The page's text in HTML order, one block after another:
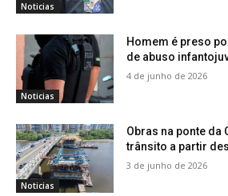
Noticias
Noticias
Homem é preso
de abuso
4 de junho de 2026
Noticias
Obras na ponte da
trânsito a partir
3 de junho de 2026